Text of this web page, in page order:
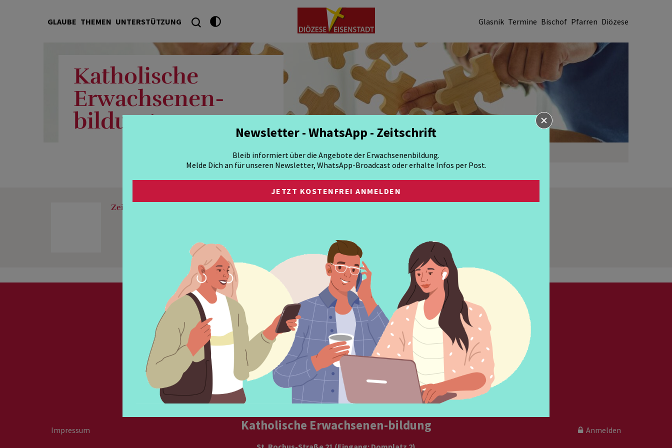
GLAUBE THEMEN UNTERSTÜTZUNG Glasnik Termine Bischof Pfarren Diözese
Katholische
Erwachsenen-
bildung
THEMEN REGIONEN INSTITUTIONEN
Zeit
Newsletter bestellen Nachricht schreiben auf Facebookfolgen
Katholische Erwachsenen-bildung
Impressum Anmelden
Newsletter - WhatsApp - Zeitschrift
Bleib informiert über die Angebote der Erwachsenenbildung.
Melde Dich an für unseren Newsletter, WhatsApp-Broadcast oder erhalte Infos per Post.
JETZT KOSTENFREI ANMELDEN